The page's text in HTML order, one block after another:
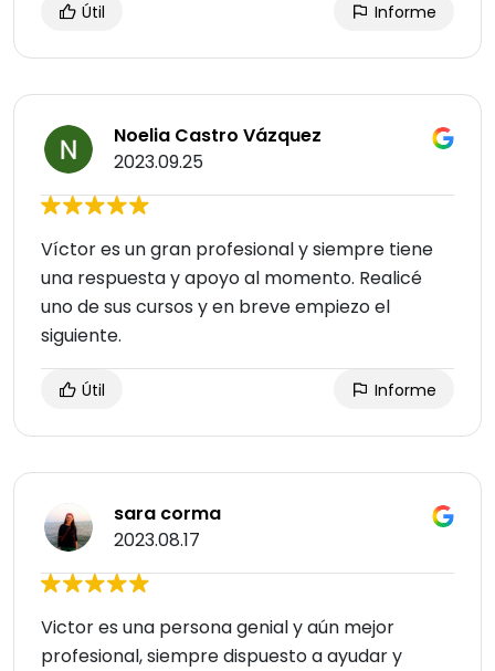
Útil Informe
Noelia Castro Vázquez
2023.09.25
Víctor es un gran profesional y siempre tiene
una respuesta y apoyo al momento. Realicé
uno de sus cursos y en breve empiezo el
siguiente.
Útil Informe
sara corma
2023.08.17
Victor es una persona genial y aún mejor
profesional, siempre dispuesto a ayudar y